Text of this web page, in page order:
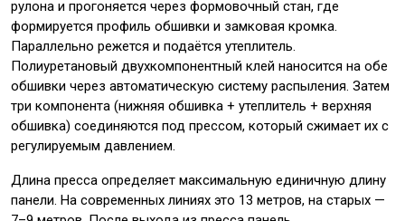
рулона и прогоняется через формовочный стан, где
формируется профиль обшивки и замковая кромка.
Параллельно режется и подаётся утеплитель.
Полиуретановый двухкомпонентный клей наносится на обе
обшивки через автоматическую систему распыления. Затем
три компонента (нижняя обшивка + утеплитель + верхняя
обшивка) соединяются под прессом, который сжимает их с
регулируемым давлением.
Длина пресса определяет максимальную единичную длину
панели. На современных линиях это 13 метров, на старых —